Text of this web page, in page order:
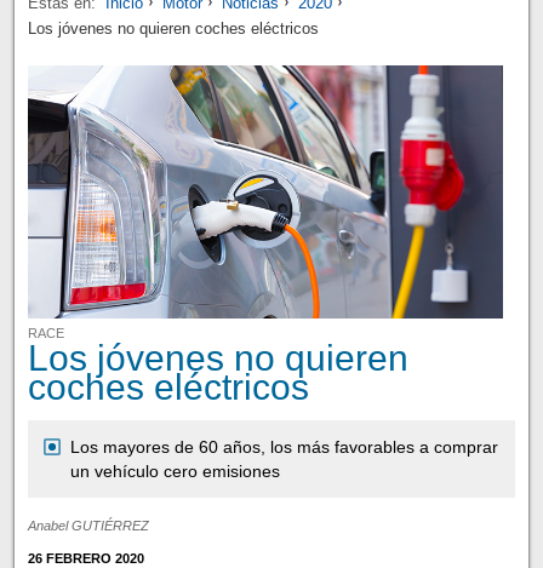
Los jóvenes no quieren coches eléctricos
RACE
Los jóvenes no quieren
coches eléctricos
Los mayores de 60 años, los más favorables a comprar
un vehículo cero emisiones
Anabel GUTIÉRREZ
26 FEBRERO 2020